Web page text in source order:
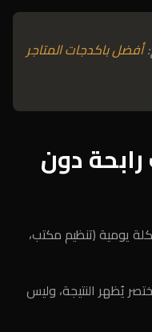
أفضل باكدجات المتاجر
دون
يومية (تنظيم مكتب،
يُظهر النتيجة، وليس